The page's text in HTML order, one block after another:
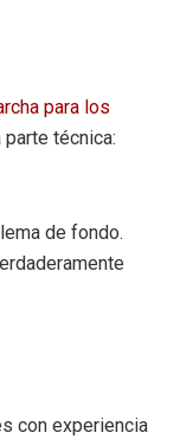
para los
técnica:
de fondo.
con experiencia